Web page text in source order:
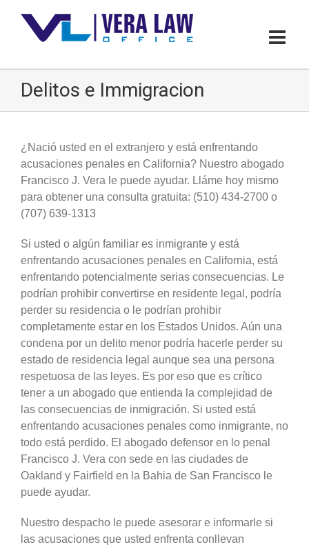
Delitos e Immigracion
¿Nació usted en el extranjero y está enfrentando
acusaciones penales en California? Nuestro abogado
Francisco J. Vera le puede ayudar. Lláme hoy mismo
para obtener una consulta gratuita: (510) 434-2700 o
(707) 639-1313
Si usted o algún familiar es inmigrante y está
enfrentando acusaciones penales en California, está
enfrentando potencialmente serias consecuencias. Le
podrían prohibir convertirse en residente legal, podría
perder su residencia o le podrían prohibir
completamente estar en los Estados Unidos. Aún una
condena por un delito menor podría hacerle perder su
estado de residencia legal aunque sea una persona
respetuosa de las leyes. Es por eso que es crítico
tener a un abogado que entienda la complejidad de
las consecuencias de inmigración. Si usted está
enfrentando acusaciones penales como inmigrante, no
todo está perdido. El abogado defensor en lo penal
Francisco J. Vera con sede en las ciudades de
Oakland y Fairfield en la Bahia de San Francisco le
puede ayudar.
Nuestro despacho le puede asesorar e informarle si
las acusaciones que usted enfrenta conllevan